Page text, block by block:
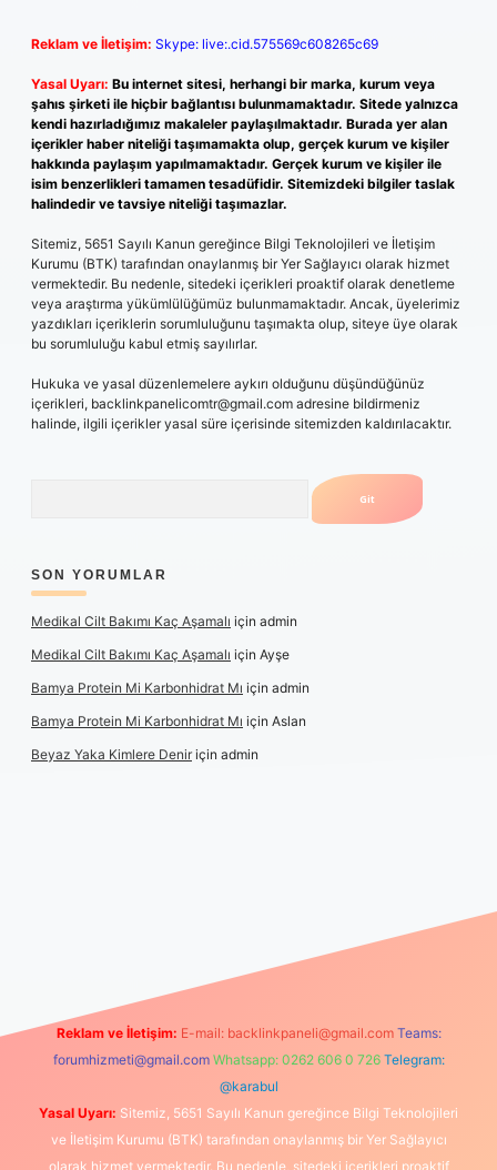
Reklam ve İletişim: Skype: live:.cid.575569c608265c69
Yasal Uyarı: Bu internet sitesi, herhangi bir marka, kurum veya
şahıs şirketi ile hiçbir bağlantısı bulunmamaktadır. Sitede yalnızca
kendi hazırladığımız makaleler paylaşılmaktadır. Burada yer alan
içerikler haber niteliği taşımamakta olup, gerçek kurum ve kişiler
hakkında paylaşım yapılmamaktadır. Gerçek kurum ve kişiler ile
isim benzerlikleri tamamen tesadüfidir. Sitemizdeki bilgiler taslak
halindedir ve tavsiye niteliği taşımazlar.
Sitemiz, 5651 Sayılı Kanun gereğince Bilgi Teknolojileri ve İletişim
Kurumu (BTK) tarafından onaylanmış bir Yer Sağlayıcı olarak hizmet
vermektedir. Bu nedenle, sitedeki içerikleri proaktif olarak denetleme
veya araştırma yükümlülüğümüz bulunmamaktadır. Ancak, üyelerimiz
yazdıkları içeriklerin sorumluluğunu taşımakta olup, siteye üye olarak
bu sorumluluğu kabul etmiş sayılırlar.
Hukuka ve yasal düzenlemelere aykırı olduğunu düşündüğünüz
içerikleri, backlinkpanelicomtr@gmail.com adresine bildirmeniz
halinde, ilgili içerikler yasal süre içerisinde sitemizden kaldırılacaktır.
SON YORUMLAR
Medikal Cilt Bakımı Kaç Aşamalı için admin
Medikal Cilt Bakımı Kaç Aşamalı için Ayşe
Bamya Protein Mi Karbonhidrat Mı için admin
Bamya Protein Mi Karbonhidrat Mı için Aslan
Beyaz Yaka Kimlere Deniriçin admin
Reklam ve İletişim: E-mail: backlinkpaneli@gmail.com Teams:
forumhizmeti@gmail.com Whatsapp: 0262 606 0 726 Telegram:
@karabul
Yasal Uyarı: Sitemiz, 5651 Sayılı Kanun gereğince Bilgi Teknolojileri
ve İletişim Kurumu (BTK) tarafından onaylanmış bir Yer Sağlayıcı
olarak hizmet vermektedir. Bu nedenle, sitedeki içerikleri proaktif